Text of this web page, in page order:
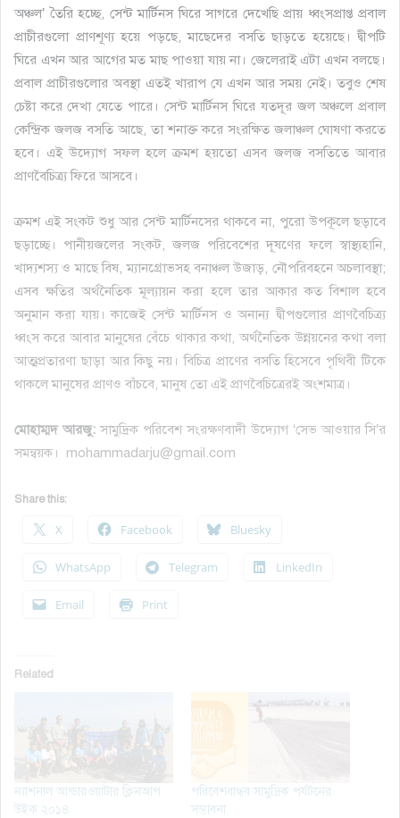
অঞ্চল’ তৈরি হচ্ছে, সেন্ট মার্টিনস ঘিরে সাগরে দেখেছি প্রায় ধ্বংসপ্রাপ্ত প্রবাল
প্রাচীরগুলো প্রাণশূণ্য হয়ে পড়ছে, মাছেদের বসতি ছাড়তে হয়েছে। দ্বীপটি
ঘিরে এখন আর আগের মত মাছ পাওয়া যায় না। জেলেরাই এটা এখন বলছে।
প্রবাল প্রাচীরগুলোর অবস্থা এতই খারাপ যে এখন আর সময় নেই। তবুও শেষ
চেষ্টা করে দেখা যেতে পারে। সেন্ট মার্টিনস ঘিরে যতদূর জল অঞ্চলে প্রবাল
কেন্দ্রিক জলজ বসতি আছে, তা শনাক্ত করে সংরক্ষিত জলাঞ্চল ঘোষণা করতে
হবে। এই উদ্যোগ সফল হলে ক্রমশ হয়তো এসব জলজ বসতিতে আবার
প্রাণবৈচিত্র্য ফিরে আসবে।
ক্রমশ এই সংকট শুধু আর সেন্ট মার্টিনসের থাকবে না, পুরো উপকূলে ছড়াবে
ছড়াচ্ছে। পানীয়জলের সংকট, জলজ পরিবেশের দূষণের ফলে স্বাস্থ্যহানি,
খাদ্যশস্য ও মাছে বিষ, ম্যানগ্রোভসহ বনাঞ্চল উজাড়, নৌপরিবহনে অচলাবস্থা;
এসব ক্ষতির অর্থনৈতিক মূল্যায়ন করা হলে তার আকার কত বিশাল হবে
অনুমান করা যায়। কাজেই সেন্ট মার্টিনস ও অনান্য দ্বীপগুলোর প্রাণবৈচিত্র্য
ধ্বংস করে আবার মানুষের বেঁচে থাকার কথা, অর্থনৈতিক উন্নয়নের কথা বলা
আত্মপ্রতারণা ছাড়া আর কিছু নয়। বিচিত্র প্রাণের বসতি হিসেবে পৃথিবী টিকে
থাকলে মানুষের প্রাণও বাঁচবে, মানুষ তো এই প্রাণবৈচিত্রেরই অংশমাত্র।
মোহাম্মদ আরজু: সামুদ্রিক পরিবেশ সংরক্ষণবাদী উদ্যোগ ‘সেভ আওয়ার সি’র
সমন্বয়ক। mohammadarju@gmail.com
Share this:
X Facebook Bluesky
WhatsApp Telegram LinkedIn
Email Print
Related
ন্যাশনাল আন্ডারওয়াটার ক্লিনআপ
উইক ২০১৪
পরিবেশবান্ধব সামুদ্রিক পর্যটনের
সম্ভাবনা